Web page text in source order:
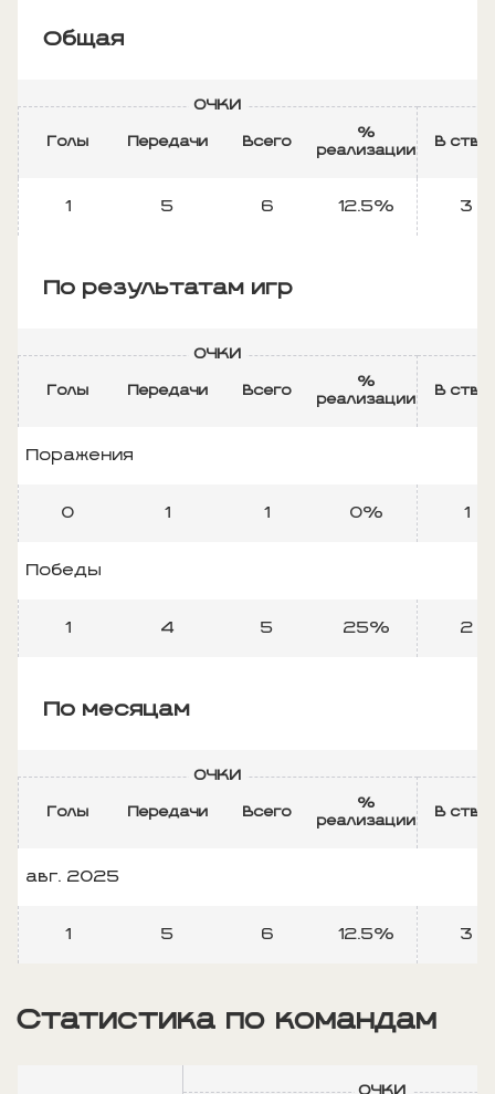
Общая
ОЧКИ
Голы Передачи Всего
%
реализации
В
1 5 6 12.5% 3
По результатам игр
ОЧКИ
Голы Передачи Всего
%
реализации
В
Поражения
0 1 1 0% 1
Победы
1 4 5 25% 2
По месяцам
ОЧКИ
Голы Передачи Всего
%
реализации
В
авг. 2025
1 5 6 12.5% 3
Статистика по командам